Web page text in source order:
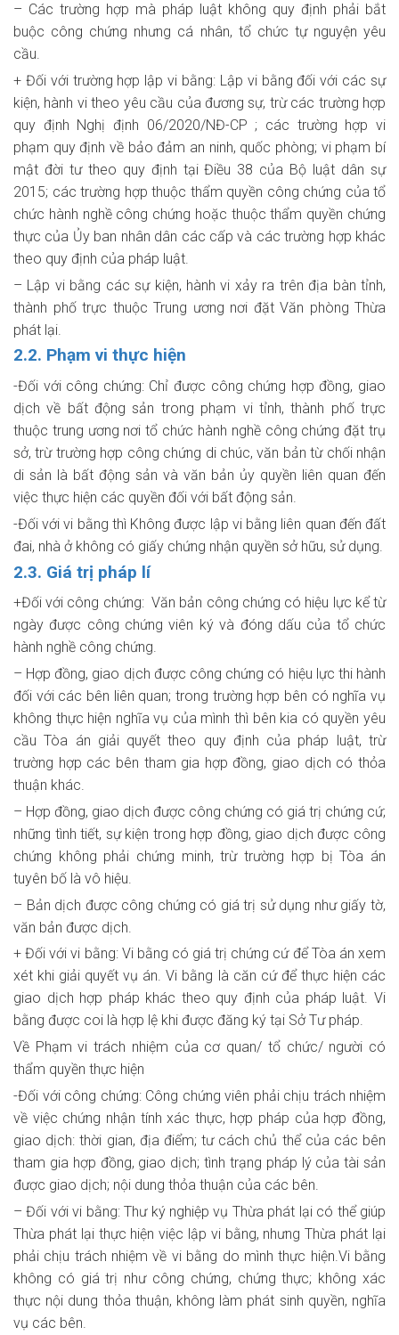
– Các trường hợp mà pháp luật không quy định phải bắt
buộc công chứng nhưng cá nhân, tổ chức tự nguyện yêu
cầu.
+ Đối với trường hợp lập vi bằng: Lập vi bằng đối với các sự
kiện, hành vi theo yêu cầu của đương sự, trừ các trường hợp
quy định Nghị định 06/2020/NĐ-CP ; các trường hợp vi
phạm quy định về bảo đảm an ninh, quốc phòng; vi phạm bí
mật đời tư theo quy định tại Điều 38 của Bộ luật dân sự
2015; các trường hợp thuộc thẩm quyền công chứng của tổ
chức hành nghề công chứng hoặc thuộc thẩm quyền chứng
thực của Ủy ban nhân dân các cấp và các trường hợp khác
theo quy định của pháp luật.
– Lập vi bằng các sự kiện, hành vi xảy ra trên địa bàn tỉnh,
thành phố trực thuộc Trung ương nơi đặt Văn phòng Thừa
phát lại.
2.2. Phạm vi thực hiện
-Đối với công chứng: Chỉ được công chứng hợp đồng, giao
dịch về bất động sản trong phạm vi tỉnh, thành phố trực
thuộc trung ương nơi tổ chức hành nghề công chứng đặt trụ
sở, trừ trường hợp công chứng di chúc, văn bản từ chối nhận
di sản là bất động sản và văn bản ủy quyền liên quan đến
việc thực hiện các quyền đối với bất động sản.
-Đối với vi bằng thì Không được lập vi bằng liên quan đến đất
đai, nhà ở không có giấy chứng nhận quyền sở hữu, sử dụng.
2.3. Giá trị pháp lí
+Đối với công chứng: Văn bản công chứng có hiệu lực kể từ
ngày được công chứng viên ký và đóng dấu của tổ chức
hành nghề công chứng.
– Hợp đồng, giao dịch được công chứng có hiệu lực thi hành
đối với các bên liên quan; trong trường hợp bên có nghĩa vụ
không thực hiện nghĩa vụ của mình thì bên kia có quyền yêu
cầu Tòa án giải quyết theo quy định của pháp luật, trừ
trường hợp các bên tham gia hợp đồng, giao dịch có thỏa
thuận khác.
– Hợp đồng, giao dịch được công chứng có giá trị chứng cứ;
những tình tiết, sự kiện trong hợp đồng, giao dịch được công
chứng không phải chứng minh, trừ trường hợp bị Tòa án
tuyên bố là vô hiệu.
– Bản dịch được công chứng có giá trị sử dụng như giấy tờ,
văn bản được dịch.
+ Đối với vi bằng: Vi bằng có giá trị chứng cứ để Tòa án xem
xét khi giải quyết vụ án. Vi bằng là căn cứ để thực hiện các
giao dịch hợp pháp khác theo quy định của pháp luật. Vi
bằng được coi là hợp lệ khi được đăng ký tại Sở Tư pháp.
Về Phạm vi trách nhiệm của cơ quan/ tổ chức/ người có
thẩm quyền thực hiện
-Đối với công chứng: Công chứng viên phải chịu trách nhiệm
về việc chứng nhận tính xác thực, hợp pháp của hợp đồng,
giao dịch: thời gian, địa điểm; tư cách chủ thể của các bên
tham gia hợp đồng, giao dịch; tình trạng pháp lý của tài sản
được giao dịch; nội dung thỏa thuận của các bên.
– Đối với vi bằng: Thư ký nghiệp vụ Thừa phát lại có thể giúp
Thừa phát lại thực hiện việc lập vi bằng, nhưng Thừa phát lại
phải chịu trách nhiệm về vi bằng do mình thực hiện.Vi bằng
không có giá trị như công chứng, chứng thực; không xác
thực nội dung thỏa thuận, không làm phát sinh quyền, nghĩa
vụ các bên.